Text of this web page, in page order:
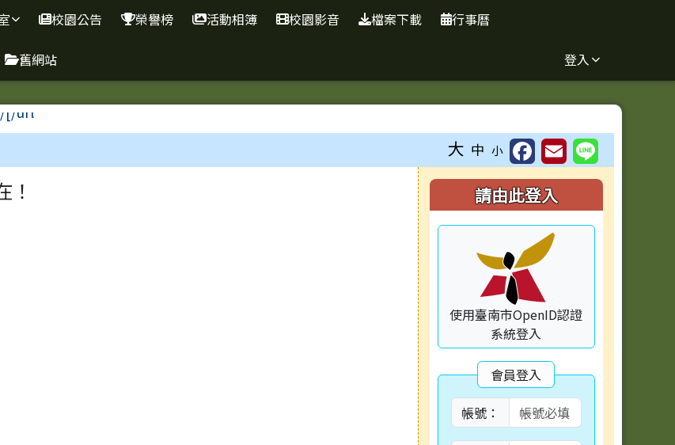
校園公告 榮譽榜 活動相簿 校園影音 檔案下載 行事曆
舊網站 登入
大 中 小
！ 右邊區域內容
請由此登入
使用臺南市OpenID認證
系統登入
會員登入
帳號：